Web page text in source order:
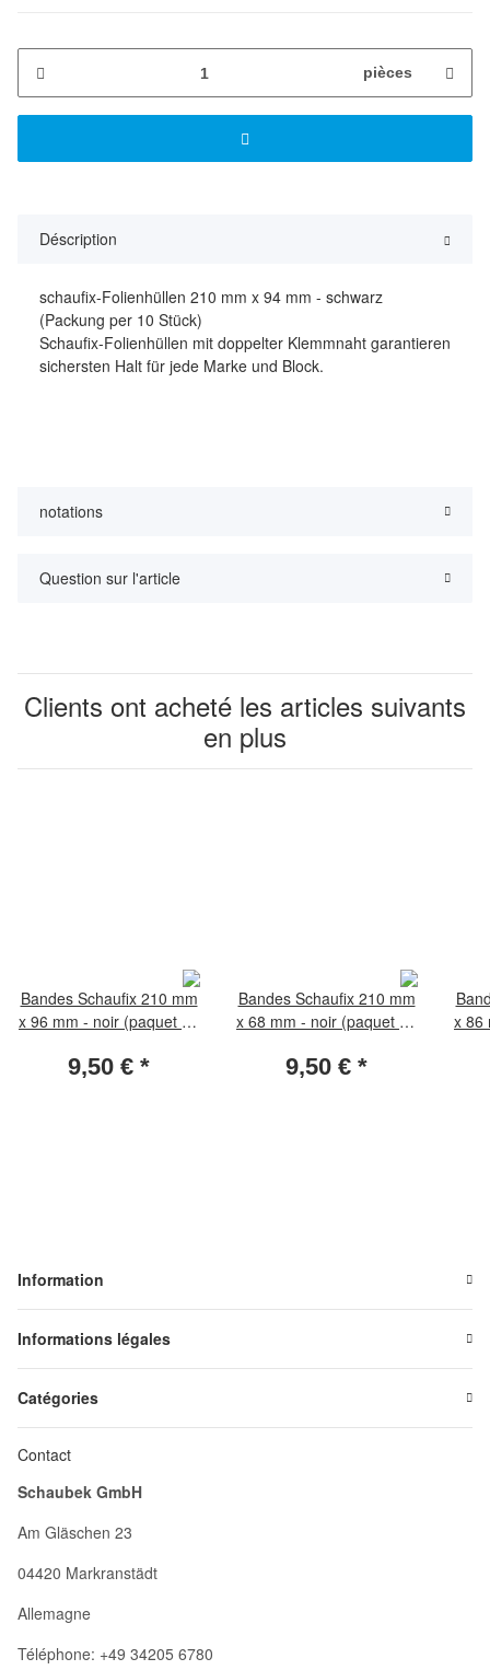
pièces
Déscription
schaufix-Folienhüllen 210 mm x 94 mm - schwarz
(Packung per 10 Stück)
Schaufix-Folienhüllen mit doppelter Klemmnaht garantieren
sichersten Halt für jede Marke und Block.
notations
Question sur l'article
Clients ont acheté les articles suivants
en plus
Bandes Schaufix 210 mm
x 96 mm - noir (paquet de
9,50 € *
Bandes Schaufix 210 mm
x 68 mm - noir (paquet de
9,50 € *
x 86
Information
Informations légales
Catégories
Contact
Schaubek GmbH
Am Gläschen 23
04420 Markranstädt
Allemagne
Téléphone: +49 34205 6780